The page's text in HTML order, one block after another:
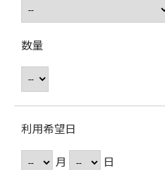
数量
利用希望日
月
日